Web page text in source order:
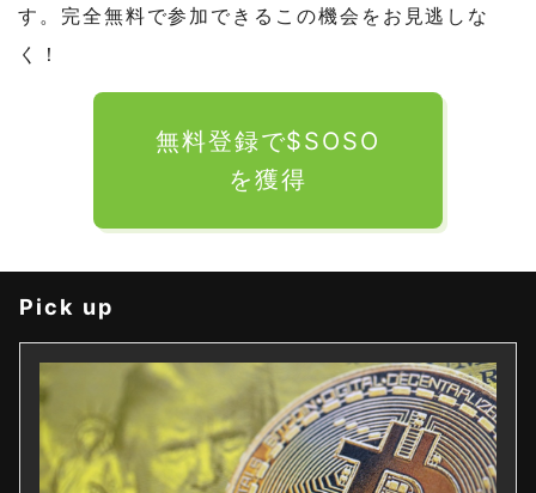
す。完全無料で参加できるこの機会をお見逃しな
く！
無料登録で$SOSO
を獲得
Pick up